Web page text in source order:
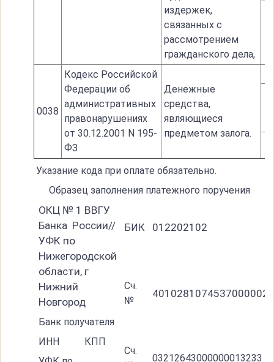
издержек,
связанных с
рассмотрением
гражданского дела,
0038
Кодекс Российской
Федерации об
административных
правонарушениях
от 30.12.2001 N 195-
ФЗ
Денежные
средства,
являющиеся
предметом залога.
Указание кода при оплате обязательно.
Образец заполнения платежного поручения
ОКЦ № 1 ВВГУ
Банка России//
УФК по
Нижегородской
области, г
Нижний
Новгород
БИК 012202102
Сч.
№
40102810745370000024
Банк получателя
ИНН
КПП
Сч.
03212643000000013233